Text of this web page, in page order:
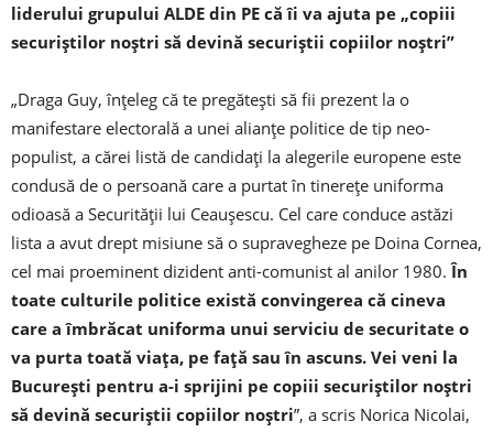
liderului grupului ALDE din PE că îi va ajuta pe „copiii
securiştilor noştri să devină securiştii copiilor noştri”
„Draga Guy, înţeleg că te pregăteşti să fii prezent la o
manifestare electorală a unei alianţe politice de tip neo-
populist, a cărei listă de candidaţi la alegerile europene este
condusă de o persoană care a purtat în tinereţe uniforma
odioasă a Securităţii lui Ceauşescu. Cel care conduce astăzi
lista a avut drept misiune să o supravegheze pe Doina Cornea,
cel mai proeminent dizident anti-comunist al anilor 1980.În
toate culturile politice există convingerea că cineva
care a îmbrăcat uniforma unui serviciu de securitate o
va purta toată viaţa, pe faţă sau în ascuns. Vei veni la
Bucureşti pentru a-i sprijini pe copiii securiştilor noştri
să devină securiştii copiilor noştri”, a scris Norica Nicolai,